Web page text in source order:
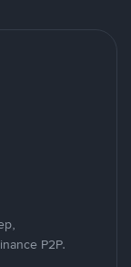
P2P.